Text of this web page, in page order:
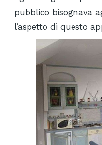
pubblico bisognava
l’aspetto di questo